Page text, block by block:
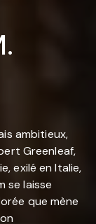
ambitieux,
Greenleaf,
exilé en Italie,
se laisse
que mène